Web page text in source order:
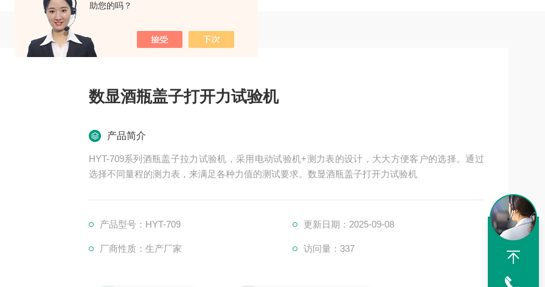
助您的吗？
数显酒瓶盖子打开力试验机
产品简介
HYT-709系列酒瓶盖子拉力试验机，采用电动试验机+测力表的设计，大大方便客户的选择。通过
选择不同量程的测力表，来满足各种力值的测试要求。数显酒瓶盖子打开力试验机
产品型号：HYT-709 更新日期：2025-09-08
厂商性质：生产厂家 访问量：337